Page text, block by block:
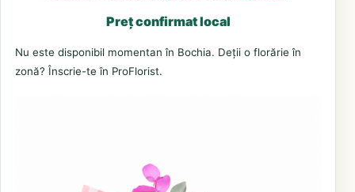
Preț confirmat local
Nu este disponibil momentan în Bochia. Deții o florărie în
zonă? Înscrie-te în ProFlorist.